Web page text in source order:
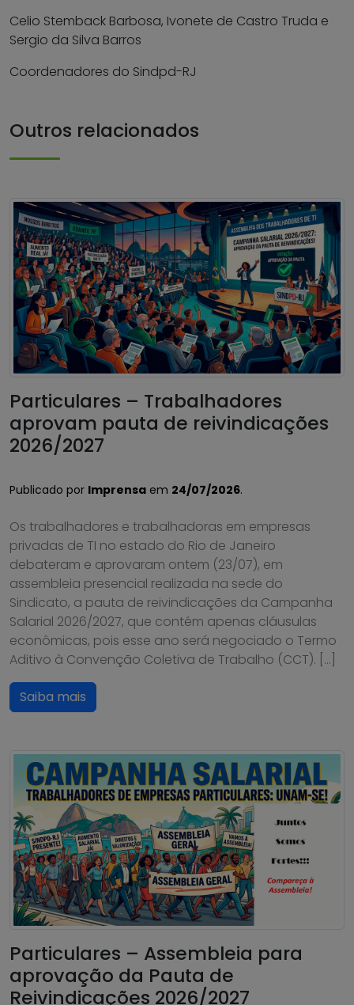
Celio Stemback Barbosa, Ivonete de Castro Truda e
Sergio da Silva Barros
Coordenadores do Sindpd-RJ
Outros relacionados
Particulares – Trabalhadores
aprovam pauta de reivindicações
2026/2027
Publicado por Imprensa em 24/07/2026.
Os trabalhadores e trabalhadoras em empresas
privadas de TI no estado do Rio de Janeiro
debateram e aprovaram ontem (23/07), em
assembleia presencial realizada na sede do
Sindicato, a pauta de reivindicações da Campanha
Salarial 2026/2027, que contém apenas cláusulas
econômicas, pois esse ano será negociado o Termo
Aditivo à Convenção Coletiva de Trabalho (CCT). […]
Saiba mais
Particulares – Assembleia para
aprovação da Pauta de
Reivindicações 2026/2027